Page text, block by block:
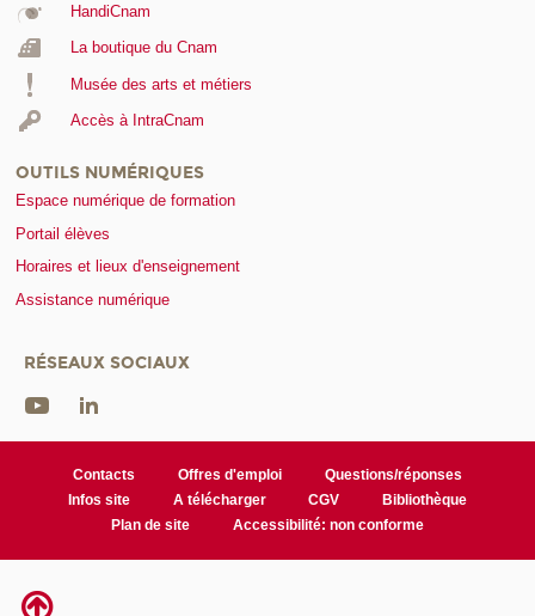
HandiCnam
La boutique du Cnam
Musée des arts et métiers
Accès à IntraCnam
OUTILS NUMÉRIQUES
Espace numérique de formation
Portail élèves
Horaires et lieux d'enseignement
Assistance numérique
RÉSEAUX SOCIAUX
Contacts Offres d'emploi
Questions/réponses
Infos site
A télécharger CGV
Bibliothèque
Plan de site
Accessibilité: non conforme